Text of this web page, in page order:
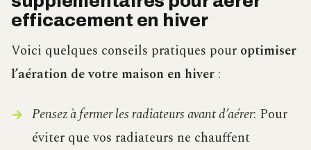
efficacement en hiver
Voici quelques conseils pratiques pour optimiser
l’aération de votre maison en hiver :
Pensez à fermer les radiateurs avant d’aérer: Pour
éviter que vos radiateurs ne chauffent